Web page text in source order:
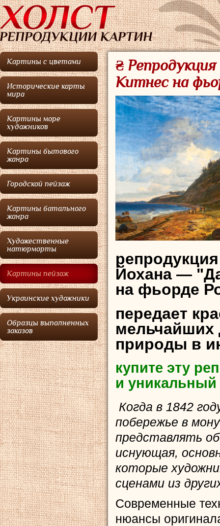
Картины с цветами
Исторические карты
мира
Картины море
художников
Картины бытового
жанра
Городской пейзаж
Картины батального
жанра
Художественные
натюрморты
Картины пейзаж
Украинские художники
Образцы выполненных
заказов
₴
Китнес на
Йохана —
на фьорде
передает
мельчайших
природы в
купите эту
и
Когда в 1842
побережье в
представлять
иснующая,
которые
сценами из
Современные
нюансы